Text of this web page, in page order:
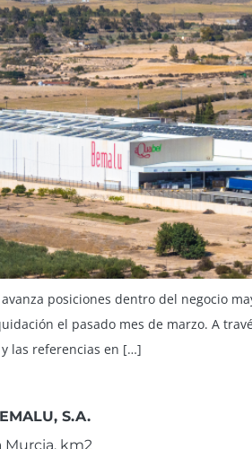
posiciones dentro del negocio
el pasado mes de marzo. A
las referencias en […]
S.A.
Murcia, km2